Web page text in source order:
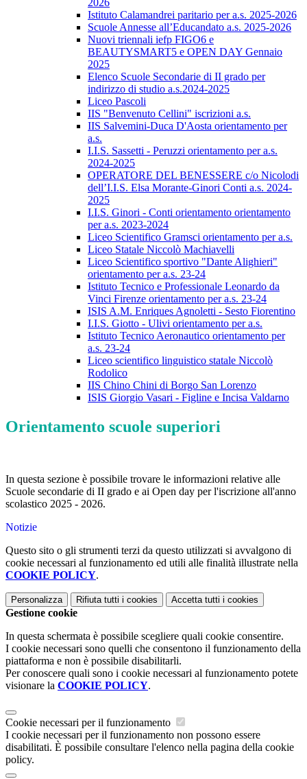
2026
Istituto Calamandrei paritario per a.s. 2025-2026
Scuole Annesse all’Educandato a.s. 2025-2026
Nuovi triennali iefp FIGO6 e
BEAUTYSMART5 e OPEN DAY Gennaio
2025
Elenco Scuole Secondarie di II grado per
indirizzo di studio a.s.2024-2025
Liceo Pascoli
IIS "Benvenuto Cellini" iscrizioni a.s.
IIS Salvemini-Duca D'Aosta orientamento per
a.s.
I.I.S. Sassetti - Peruzzi orientamento per a.s.
2024-2025
OPERATORE DEL BENESSERE c/o Nicolodi
dell’I.I.S. Elsa Morante-Ginori Conti a.s. 2024-
2025
I.I.S. Ginori - Conti orientamento orientamento
per a.s. 2023-2024
Liceo Scientifico Gramsci orientamento per a.s.
Liceo Statale Niccolò Machiavelli
Liceo Scientifico sportivo "Dante Alighieri"
orientamento per a.s. 23-24
Istituto Tecnico e Professionale Leonardo da
Vinci Firenze orientamento per a.s. 23-24
ISIS A.M. Enriques Agnoletti - Sesto Fiorentino
I.I.S. Giotto - Ulivi orientamento per a.s.
Istituto Tecnico Aeronautico orientamento per
a.s. 23-24
Liceo scientifico linguistico statale Niccolò
Rodolico
IIS Chino Chini di Borgo San Lorenzo
ISIS Giorgio Vasari - Figline e Incisa Valdarno
Orientamento scuole superiori
In questa sezione è possibile trovare le informazioni relative alle
Scuole secondarie di II grado e ai Open day per l'iscrizione all'anno
scolastico 2025 - 2026.
Notizie
Questo sito o gli strumenti terzi da questo utilizzati si avvalgono di
cookie necessari al funzionamento ed utili alle finalità illustrate nella
COOKIE POLICY.
Personalizza Rifiuta tutti i cookies Accetta tutti i cookies
Gestione cookie
In questa schermata è possibile scegliere quali cookie consentire.
I cookie necessari sono quelli che consentono il funzionamento della
piattaforma e non è possibile disabilitarli.
Per conoscere quali sono i cookie necessari al funzionamento potete
visionare la COOKIE POLICY.
Cookie necessari per il funzionamento
I cookie necessari per il funzionamento non possono essere
disabilitati. È possibile consultare l'elenco nella pagina della cookie
policy.